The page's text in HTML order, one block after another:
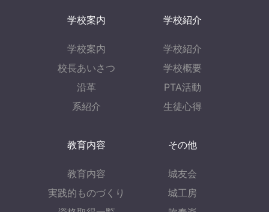
学校案内
学校案内
校長あいさつ
沿革
系紹介
学校紹介
学校紹介
学校概要
PTA活動
生徒心得
教育内容
教育内容
実践的ものづくり
その他
城友会
城工房